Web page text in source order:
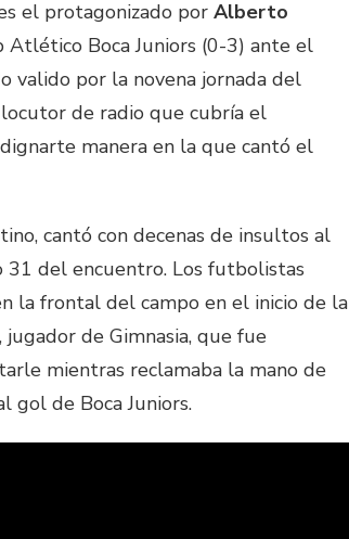
el protagonizado por Alberto
Boca Juniors (0-3) ante el
valido por la novena jornada del
de radio que cubría el
manera en la que cantó el
cantó con decenas de insultos al
del encuentro. Los futbolistas
la frontal del campo en el inicio de la
jugador de Gimnasia, que fue
mientras reclamaba la mano de
gol de Boca Juniors.